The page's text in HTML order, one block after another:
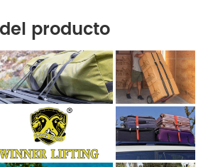
producto